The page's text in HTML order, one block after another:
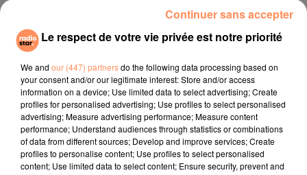
une douleur chronique, pour les deux animaux.
"Ces
infections dentaires et la tumeur dont souffre Glash
nécessitent une prise en charge médicale adaptée
"Mes ours sont en parfaite santé",avait affirmé la
semaine dernière leur propriétaire à La Nouvelle
République. Selon Patrick Violas, le directeur du Zoo
La Tanière où a été hébergée Mischa, l’animal a été
victime de coups, lorsqu'il n'obéissait pas ou ne
réalisait pas le travail demandé.
Le respect de votre vie privée est notre priorité
We and our (447) partnersdo the following data processing based on
your consent and/or our legitimate interest: Store and/or access
information on a device; Use limited data to select advertising; Create
profiles for personalised advertising; Use profiles to select personalised
advertising; Measure advertising performance; Measure content
performance; Understand audiences through statistics or combinations
of data from different sources; Develop and improve services; Create
profiles to personalise content; Use profiles to select personalised
content; Use limited data to select content; Ensure security, prevent and
Continuer sans accepter